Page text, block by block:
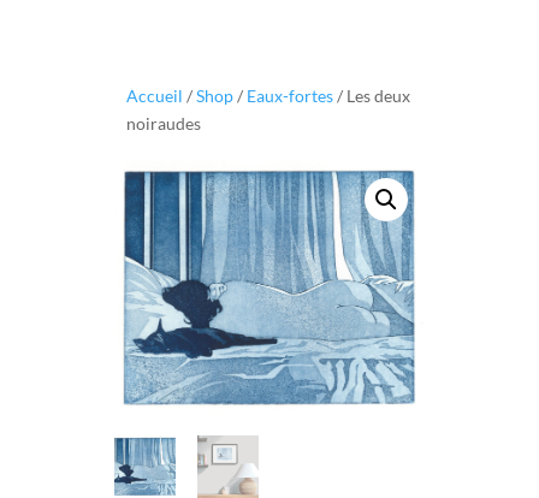
Accueil /Shop/ Eaux-fortes/ Les deux
noiraudes